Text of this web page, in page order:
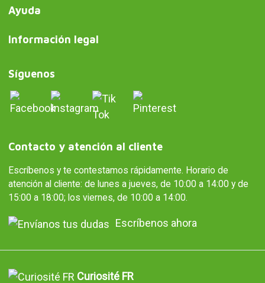
Ayuda
Información legal
Síguenos
Contacto y atención al cliente
Escríbenos y te contestamos rápidamente. Horario de
atención al cliente: de lunes a jueves, de 10:00 a 14:00 y de
15:00 a 18:00; los viernes, de 10:00 a 14:00.
Escríbenos ahora
Curiosité FR